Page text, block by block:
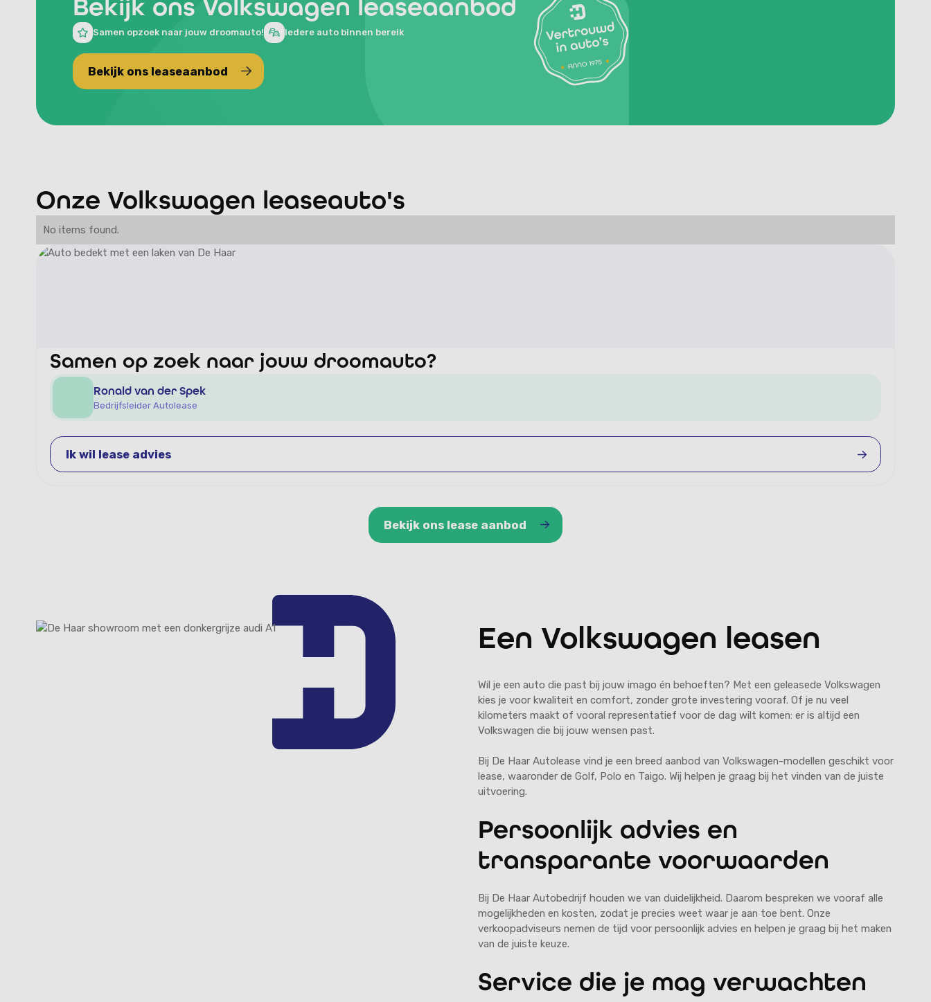
Bekijk ons Volkswagen leaseaanbod
Samen opzoek naar jouw droomauto! Iedere auto binnen bereik
Bekijk ons leaseaanbod
Onze Volkswagen leaseauto's
No items found.
Samen op zoek naar jouw droomauto?
Ronald van der Spek
Bedrijfsleider Autolease
Ik wil lease advies
Bekijk ons lease aanbod
Een Volkswagen leasen
Wil je een auto die past bij jouw imago én behoeften? Met een geleasede Volkswagen
kies je voor kwaliteit en comfort, zonder grote investering vooraf. Of je nu veel
kilometers maakt of vooral representatief voor de dag wilt komen: er is altijd een
Volkswagen die bij jouw wensen past.
Bij De Haar Autolease vind je een breed aanbod van Volkswagen-modellen geschikt voor
lease, waaronder de Golf, Polo en Taigo. Wij helpen je graag bij het vinden van de juiste
uitvoering.
Persoonlijk advies en
transparante voorwaarden
Bij De Haar Autobedrijf houden we van duidelijkheid. Daarom bespreken we vooraf alle
mogelijkheden en kosten, zodat je precies weet waar je aan toe bent. Onze
verkoopadviseurs nemen de tijd voor persoonlijk advies en helpen je graag bij het maken
van de juiste keuze.
Service die je mag verwachten